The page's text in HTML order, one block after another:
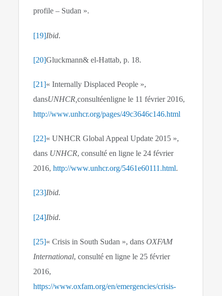
profile – Sudan ».
[19]Ibid.
[20]Gluckmann& el-Hattab, p. 18.
[21]« Internally Displaced People »,
dansUNHCR,consultéenligne le 11 février 2016,
http://www.unhcr.org/pages/49c3646c146.html
[22]« UNHCR Global Appeal Update 2015 »,
dans UNHCR, consulté en ligne le 24 février
2016,http://www.unhcr.org/5461e60111.html.
[23]Ibid.
[24]Ibid.
[25]« Crisis in South Sudan », dansOXFAM
International, consulté en ligne le 25 février
2016,
https://www.oxfam.org/en/emergencies/crisis-